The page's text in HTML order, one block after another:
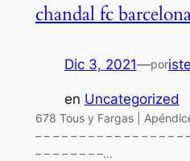
chandal fc
Dic 3, 2021—por
en Uncategorized
678 Tous y Fargas |
– – – – – – – – – – – – – – – – –
– – – – – – – –…